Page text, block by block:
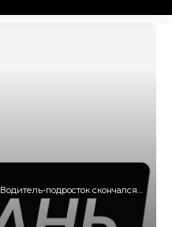
Водитель-подросток скончался после ДТП на Кубани, четверо пассажиров получили травмы